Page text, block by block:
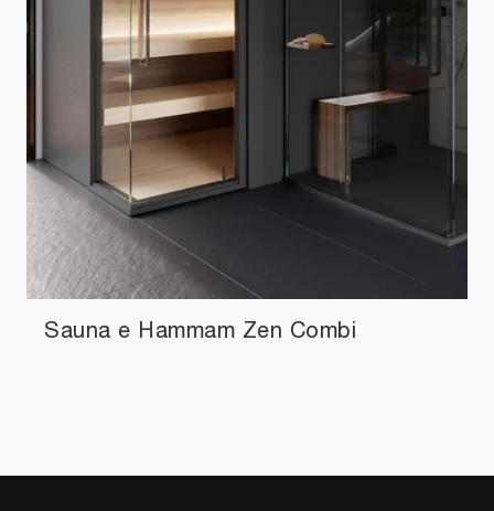
Sauna e Hammam Zen Combi